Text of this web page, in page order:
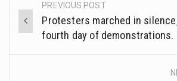
Post
navigation
PREVIOUS POST
Protesters marched in
fourth day of demonstrations.